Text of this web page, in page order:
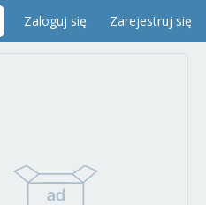
Zaloguj się Zarejestruj się